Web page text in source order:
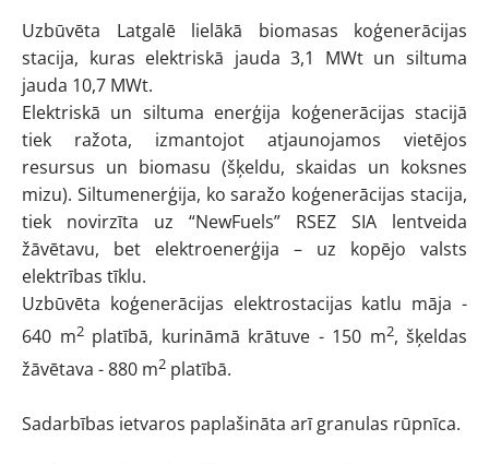
Uzbūvēta Latgalē lielākā biomasas koģenerācijas
stacija, kuras elektriskā jauda 3,1 MWt un siltuma
jauda 10,7 MWt.
Elektriskā un siltuma enerģija koģenerācijas stacijā
tiek ražota, izmantojot atjaunojamos vietējos
resursus un biomasu (šķeldu, skaidas un koksnes
mizu). Siltumenerģija, ko saražo koģenerācijas stacija,
tiek novirzīta uz “NewFuels” RSEZ SIA lentveida
žāvētavu, bet elektroenerģija – uz kopējo valsts
elektrības tīklu.
Uzbūvēta koģenerācijas elektrostacijas katlu māja -
640 m2platībā, kurināmā krātuve - 150 m2, šķeldas
žāvētava - 880 m2 platībā.
Sadarbības ietvaros paplašināta arī granulas rūpnīca.